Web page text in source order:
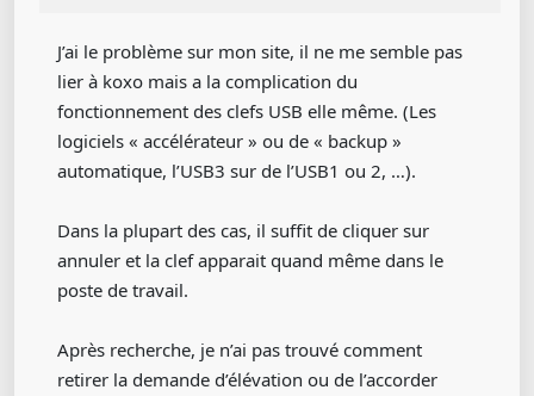
J’ai le problème sur mon site, il ne me semble pas
lier à koxo mais a la complication du
fonctionnement des clefs USB elle même. (Les
logiciels « accélérateur » ou de « backup »
automatique, l’USB3 sur de l’USB1 ou 2, …).
Dans la plupart des cas, il suffit de cliquer sur
annuler et la clef apparait quand même dans le
poste de travail.
Après recherche, je n’ai pas trouvé comment
retirer la demande d’élévation ou de l’accorder